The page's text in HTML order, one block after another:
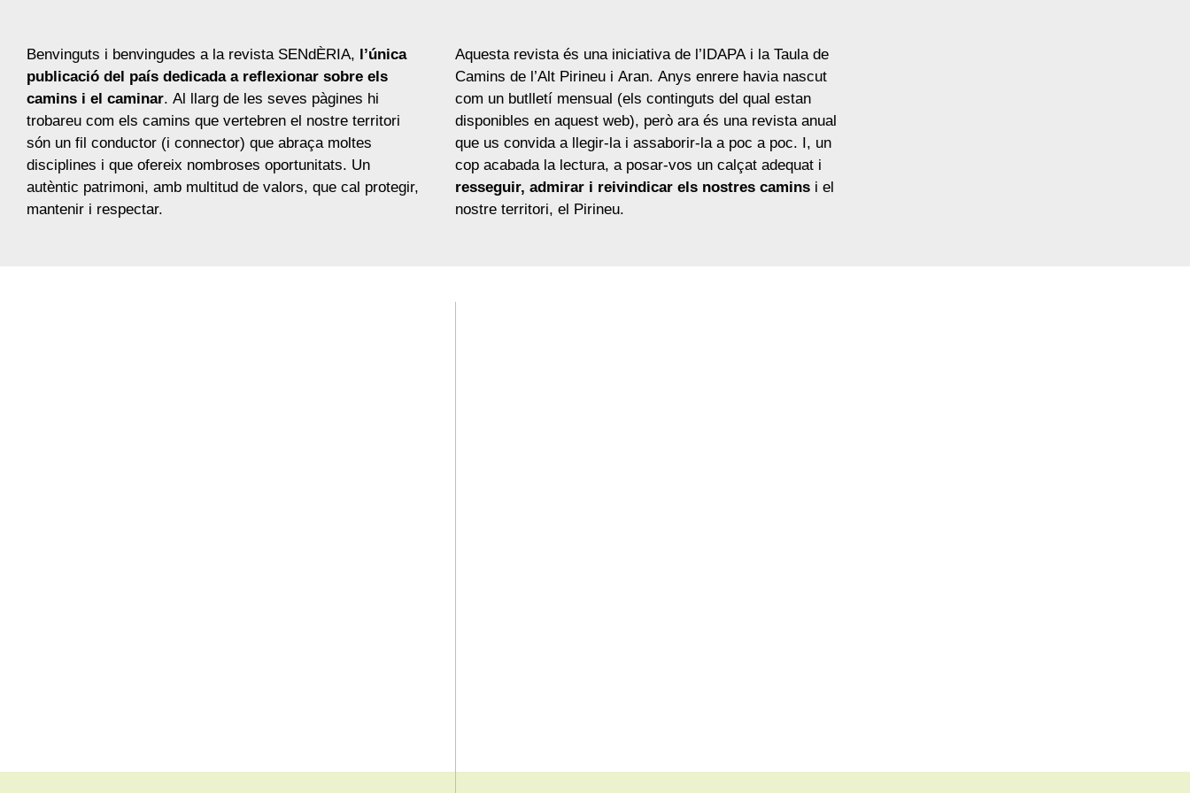
Benvinguts i benvingudes a la revista SENdÈRIA, l’única
publicació del país dedicada a reflexionar sobre els
camins i el caminar. Al llarg de les seves pàgines hi
trobareu com els camins que vertebren el nostre territori
són un fil conductor (i connector) que abraça moltes
disciplines i que ofereix nombroses oportunitats. Un
autèntic patrimoni, amb multitud de valors, que cal protegir,
mantenir i respectar.
Aquesta revista és una iniciativa de l’IDAPA i la Taula de
Camins de l’Alt Pirineu i Aran. Anys enrere havia nascut
com un butlletí mensual (els continguts del qual estan
disponibles en aquest web), però ara és una revista anual
que us convida a llegir-la i assaborir-la a poc a poc. I, un
cop acabada la lectura, a posar-vos un calçat adequat i
resseguir, admirar i reivindicar els nostres caminsi el
nostre territori, el Pirineu.